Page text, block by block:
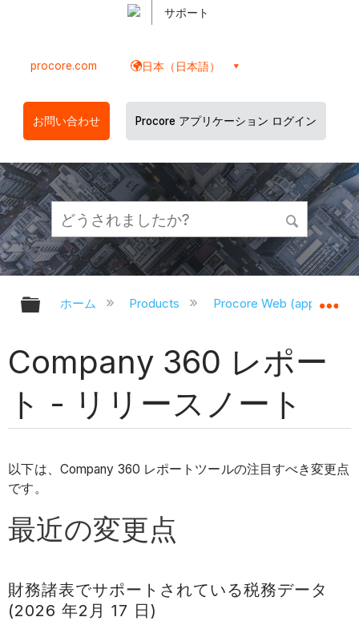
サポート
procore.com 日本（日本語）
お問い合わせ Procore アプリケーション ログイン
グローバル階層を展開/折りたたむ
ホーム Products Procore Web
Company 360 レポー
ト - リリースノート
以下は、Company 360 レポートツールの注目すべき変更点
です。
最近の変更点
財務諸表でサポートされている税務データ
(2026 年2月 17 日)